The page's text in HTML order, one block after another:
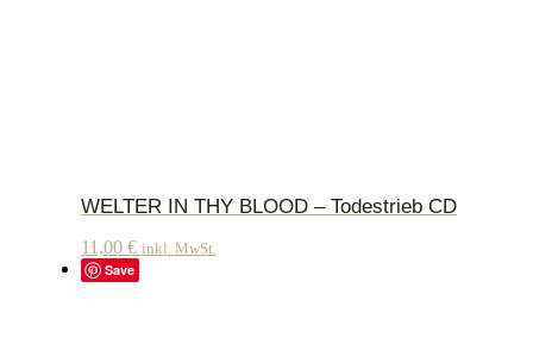
WELTER IN THY BLOOD – Todestrieb CD
11,00 € inkl. MwSt.
Save